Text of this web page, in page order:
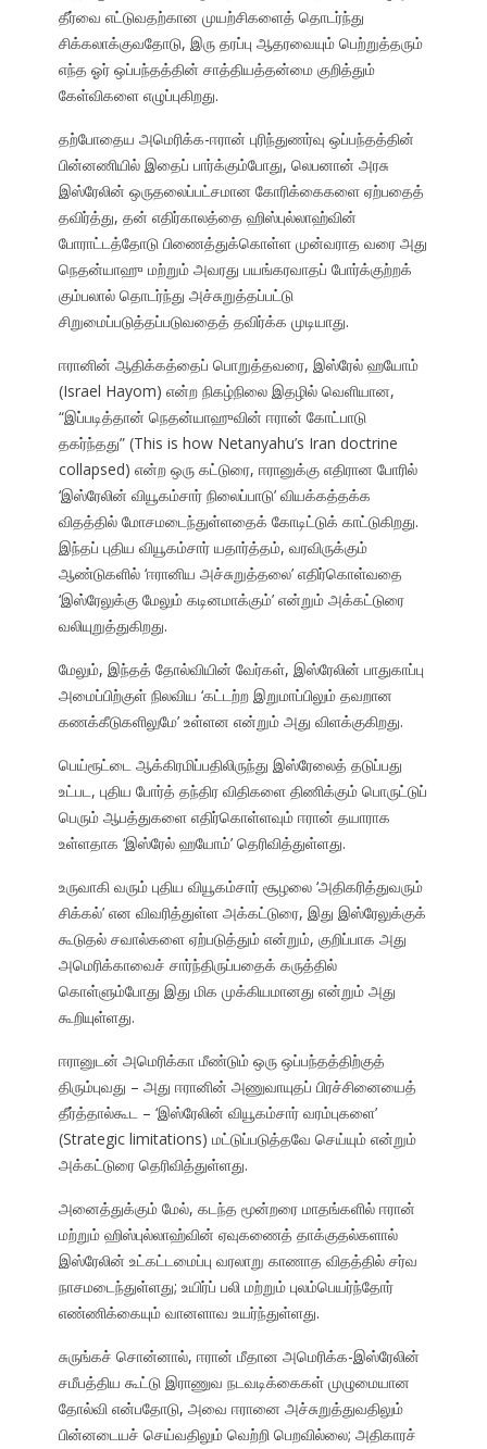
தீர்வை எட்டுவதற்கான முயற்சிகளைத் தொடர்ந்து
சிக்கலாக்குவதோடு, இரு தரப்பு ஆதரவையும் பெற்றுத்தரும்
எந்த ஓர் ஒப்பந்தத்தின் சாத்தியத்தன்மை குறித்தும்
கேள்விகளை எழுப்புகிறது.
தற்போதைய அமெரிக்க-ஈரான் புரிந்துணர்வு ஒப்பந்தத்தின்
பின்னணியில் இதைப் பார்க்கும்போது, லெபனான் அரசு
இஸ்ரேலின் ஒருதலைப்பட்சமான கோரிக்கைகளை ஏற்பதைத்
தவிர்த்து, தன் எதிர்காலத்தை ஹிஸ்புல்லாஹ்வின்
போராட்டத்தோடு பிணைத்துக்கொள்ள முன்வராத வரை அது
நெதன்யாஹு மற்றும் அவரது பயங்கரவாதப் போர்க்குற்றக்
கும்பலால் தொடர்ந்து அச்சுறுத்தப்பட்டு
சிறுமைப்படுத்தப்படுவதைத் தவிர்க்க முடியாது.
ஈரானின் ஆதிக்கத்தைப் பொறுத்தவரை, இஸ்ரேல் ஹயோம்
(Israel Hayom) என்ற நிகழ்நிலை இதழில் வெளியான,
“இப்படித்தான் நெதன்யாஹுவின் ஈரான் கோட்பாடு
தகர்ந்தது” (This is how Netanyahu’s Iran doctrine
collapsed) என்ற ஒரு கட்டுரை, ஈரானுக்கு எதிரான போரில்
‘இஸ்ரேலின் வியூகம்சார் நிலைப்பாடு’ வியக்கத்தக்க
விதத்தில் மோசமடைந்துள்ளதைக் கோடிட்டுக் காட்டுகிறது.
இந்தப் புதிய வியூகம்சார் யதார்த்தம், வரவிருக்கும்
ஆண்டுகளில் ‘ஈரானிய அச்சுறுத்தலை’ எதிர்கொள்வதை
‘இஸ்ரேலுக்கு மேலும் கடினமாக்கும்’ என்றும் அக்கட்டுரை
வலியுறுத்துகிறது.
மேலும், இந்தத் தோல்வியின் வேர்கள், இஸ்ரேலின் பாதுகாப்பு
அமைப்பிற்குள் நிலவிய ‘கட்டற்ற இறுமாப்பிலும் தவறான
கணக்கீடுகளிலுமே’ உள்ளன என்றும் அது விளக்குகிறது.
பெய்ரூட்டை ஆக்கிரமிப்பதிலிருந்து இஸ்ரேலைத் தடுப்பது
உட்பட, புதிய போர்த் தந்திர விதிகளை திணிக்கும் பொருட்டுப்
பெரும் ஆபத்துகளை எதிர்கொள்ளவும் ஈரான் தயாராக
உள்ளதாக ‘இஸ்ரேல் ஹயோம்’ தெரிவித்துள்ளது.
உருவாகி வரும் புதிய வியூகம்சார் சூழலை ‘அதிகரித்துவரும்
சிக்கல்’ என விவரித்துள்ள அக்கட்டுரை, இது இஸ்ரேலுக்குக்
கூடுதல் சவால்களை ஏற்படுத்தும் என்றும், குறிப்பாக அது
அமெரிக்காவைச் சார்ந்திருப்பதைக் கருத்தில்
கொள்ளும்போது இது மிக முக்கியமானது என்றும் அது
கூறியுள்ளது.
ஈரானுடன் அமெரிக்கா மீண்டும் ஒரு ஒப்பந்தத்திற்குத்
திரும்புவது – அது ஈரானின் அணுவாயுதப் பிரச்சினையைத்
தீர்த்தால்கூட – ‘இஸ்ரேலின் வியூகம்சார் வரம்புகளை’
(Strategic limitations) மட்டுப்படுத்தவே செய்யும் என்றும்
அக்கட்டுரை தெரிவித்துள்ளது.
அனைத்துக்கும் மேல், கடந்த மூன்றரை மாதங்களில் ஈரான்
மற்றும் ஹிஸ்புல்லாஹ்வின் ஏவுகணைத் தாக்குதல்களால்
இஸ்ரேலின் உட்கட்டமைப்பு வரலாறு காணாத விதத்தில் சர்வ
நாசமடைந்துள்ளது; உயிர்ப் பலி மற்றும் புலம்பெயர்ந்தோர்
எண்ணிக்கையும் வானளாவ உயர்ந்துள்ளது.
சுருங்கச் சொன்னால், ஈரான் மீதான அமெரிக்க-இஸ்ரேலின்
சமீபத்திய கூட்டு இராணுவ நடவடிக்கைகள் முழுமையான
தோல்வி என்பதோடு, அவை ஈரானை அச்சுறுத்துவதிலும்
பின்னடையச் செய்வதிலும் வெற்றி பெறவில்லை; அதிகாரச்